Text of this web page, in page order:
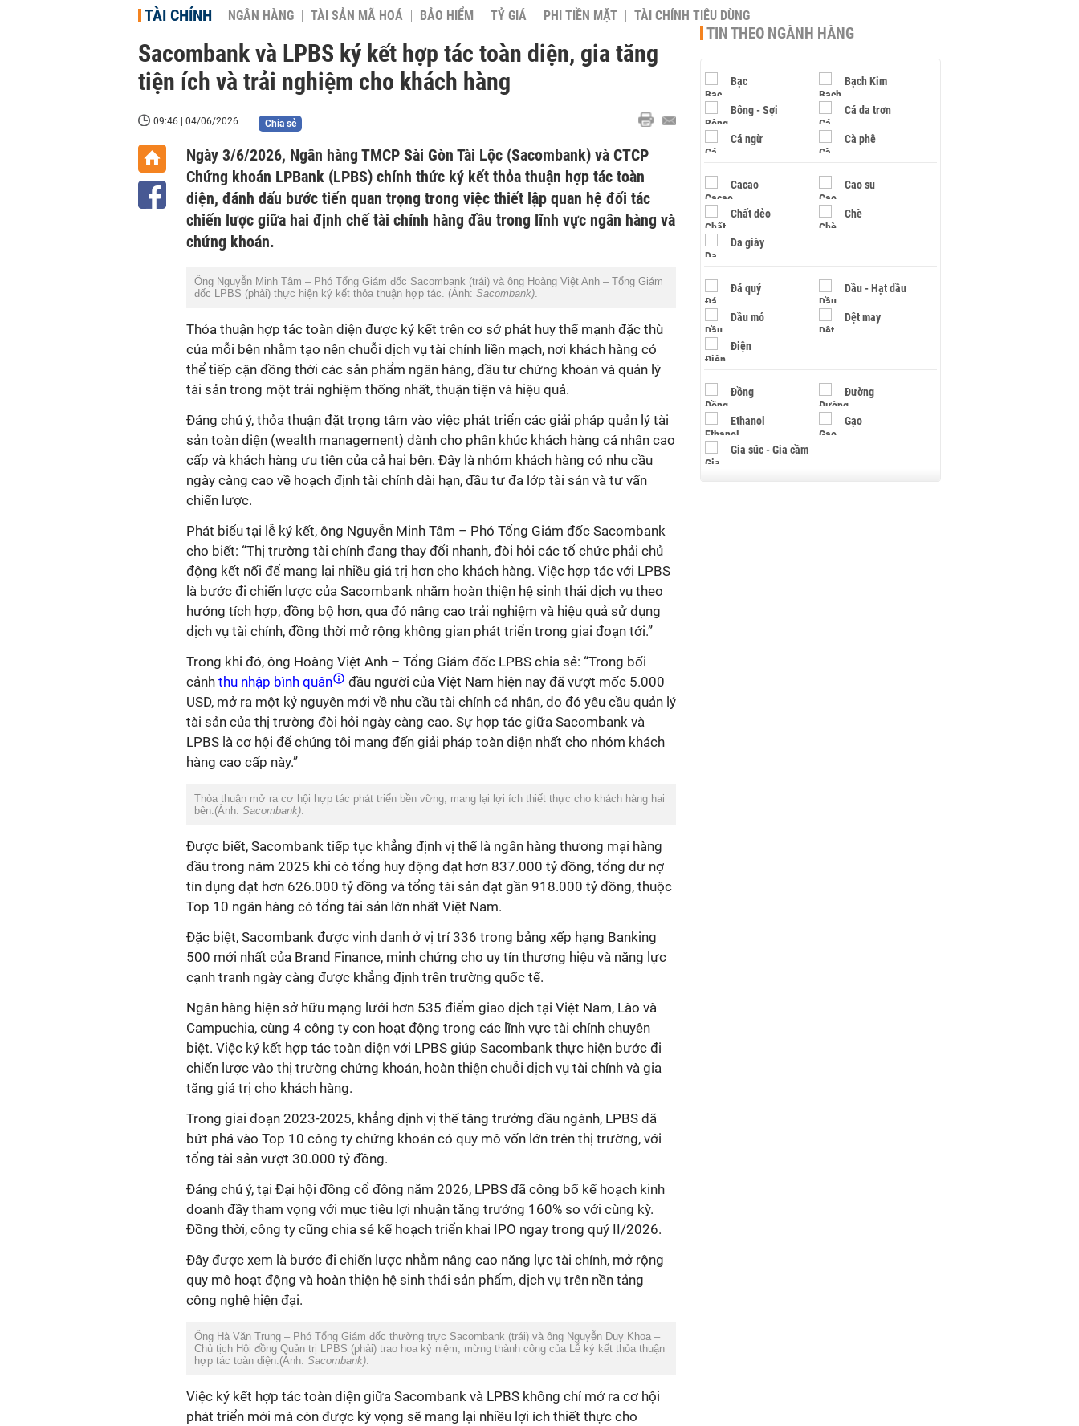
TÀI CHÍNH NGÂN HÀNG TÀI SẢN MÃ HOÁ BẢO HIỂM TỶ GIÁ PHI TIỀN MẶT TÀI CHÍNH TIÊU DÙNG
Sacombank và LPBS ký kết hợp tác toàn diện, gia tăng
tiện ích và trải nghiệm cho khách hàng
09:46 | 04/06/2026 Chia sẻ
Chứng khoán LPBank (LPBS) chính thức ký kết thỏa thuận hợp tác toàn
diện, đánh dấu bước tiến quan trọng trong việc thiết lập quan hệ đối tác
chiến lược giữa hai định chế tài chính hàng đầu trong lĩnh vực ngân hàng và
chứng khoán.
đốc LPBS (phải) thực hiện ký kết thỏa thuận hợp tác. (Ảnh: Sacombank).
của mỗi bên nhằm tạo nên chuỗi dịch vụ tài chính liền mạch, nơi khách hàng có
thể tiếp cận đồng thời các sản phẩm ngân hàng, đầu tư chứng khoán và quản lý
tài sản trong một trải nghiệm thống nhất, thuận tiện và hiệu quả.
Đáng chú ý, thỏa thuận đặt trọng tâm vào việc phát triển các giải pháp quản lý tài
sản toàn diện (wealth management) dành cho phân khúc khách hàng cá nhân cao
cấp và khách hàng ưu tiên của cả hai bên. Đây là nhóm khách hàng có nhu cầu
ngày càng cao về hoạch định tài chính dài hạn, đầu tư đa lớp tài sản và tư vấn
động kết nối để mang lại nhiều giá trị hơn cho khách hàng. Việc hợp tác với LPBS
là bước đi chiến lược của Sacombank nhằm hoàn thiện hệ sinh thái dịch vụ theo
hướng tích hợp, đồng bộ hơn, qua đó nâng cao trải nghiệm và hiệu quả sử dụng
cảnh thu nhập bình quân
đầu người của Việt Nam hiện nay đã vượt mốc 5.000
USD, mở ra một kỷ nguyên mới về nhu cầu tài chính cá nhân, do đó yêu cầu quản lý
tài sản của thị trường đòi hỏi ngày càng cao. Sự hợp tác giữa Sacombank và
LPBS là cơ hội để chúng tôi mang đến giải pháp toàn diện nhất cho nhóm khách
bên.(Ảnh: Sacombank).
đầu trong năm 2025 khi có tổng huy động đạt hơn 837.000 tỷ đồng, tổng dư nợ
tín dụng đạt hơn 626.000 tỷ đồng và tổng tài sản đạt gần 918.000 tỷ đồng, thuộc
Top 10 ngân hàng có tổng tài sản lớn nhất Việt Nam.
Đặc biệt, Sacombank được vinh danh ở vị trí 336 trong bảng xếp hạng Banking
500 mới nhất của Brand Finance, minh chứng cho uy tín thương hiệu và năng lực
Campuchia, cùng 4 công ty con hoạt động trong các lĩnh vực tài chính chuyên
biệt. Việc ký kết hợp tác toàn diện với LPBS giúp Sacombank thực hiện bước đi
chiến lược vào thị trường chứng khoán, hoàn thiện chuỗi dịch vụ tài chính và gia
bứt phá vào Top 10 công ty chứng khoán có quy mô vốn lớn trên thị trường, với
tổng tài sản vượt 30.000 tỷ đồng.
Đáng chú ý, tại Đại hội đồng cổ đông năm 2026, LPBS đã công bố kế hoạch kinh
doanh đầy tham vọng với mục tiêu lợi nhuận tăng trưởng 160% so với cùng kỳ.
Đồng thời, công ty cũng chia sẻ kế hoạch triển khai IPO ngay trong quý II/2026.
Đây được xem là bước đi chiến lược nhằm nâng cao năng lực tài chính, mở rộng
quy mô hoạt động và hoàn thiện hệ sinh thái sản phẩm, dịch vụ trên nền tảng
Chủ tịch Hội đồng Quản trị LPBS (phải) trao hoa kỷ niệm, mừng thành công của Lễ ký kết thỏa thuận
hợp tác toàn diện.(Ảnh: Sacombank).
phát triển mới mà còn được kỳ vọng sẽ mang lại nhiều lợi ích thiết thực cho
TIN THEO NGÀNH HÀNG
Bạc Bạch Kim
Bông - Sợi Cá da trơn
Cá ngừ Cà phê
Cacao Cao su
Chất dẻo Chè
Da giày
Đá quý Dầu - Hạt dầu
Dầu mỏ Dệt may
Điện
Đồng Đường
Ethanol Gạo
Gia súc - Gia cầm